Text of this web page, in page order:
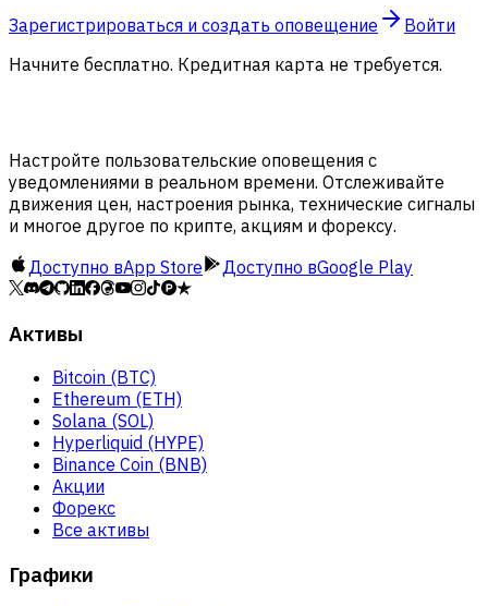
Зарегистрироваться и создать оповещение
Войти
Начните бесплатно. Кредитная карта не требуется.
Настройте пользовательские оповещения с
уведомлениями в реальном времени. Отслеживайте
движения цен, настроения рынка, технические сигналы
и многое другое по крипте, акциям и форексу.
Доступно вApp Store Доступно вGoogle Play
Активы
Bitcoin (BTC)
Ethereum (ETH)
Solana (SOL)
Hyperliquid (HYPE)
Binance Coin (BNB)
Акции
Форекс
Все активы
Графики